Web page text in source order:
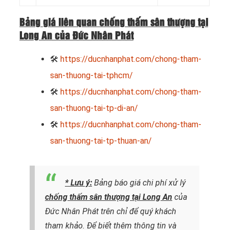
Bảng giá liên quan chống thấm sân thượng tại
Long An của Đức Nhân Phát
🛠 https://ducnhanphat.com/chong-tham-
san-thuong-tai-tphcm/
🛠 https://ducnhanphat.com/chong-tham-
san-thuong-tai-tp-di-an/
🛠 https://ducnhanphat.com/chong-tham-
san-thuong-tai-tp-thuan-an/
* Lưu ý: Bảng báo giá chi phí xử lý
chống thấm sân thượng tại Long An của
Đức Nhân Phát trên chỉ để quý khách
tham khảo. Để biết thêm thông tin và